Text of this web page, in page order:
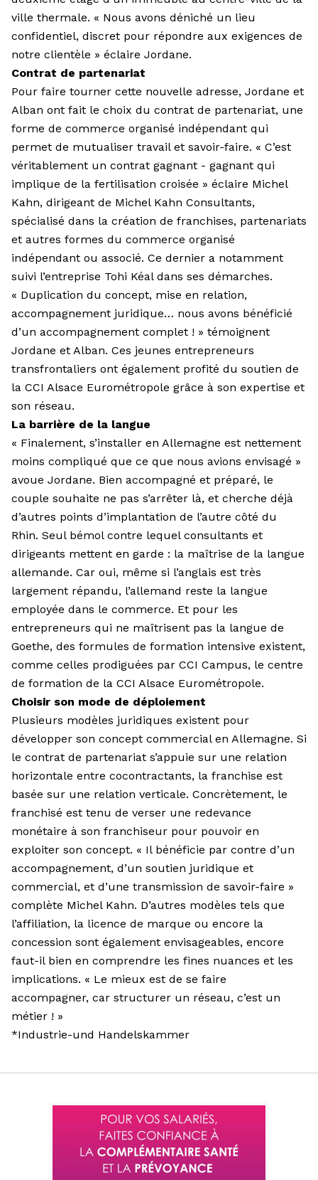
ville thermale. « Nous avons déniché un lieu
confidentiel, discret pour répondre aux exigences de
notre clientèle » éclaire Jordane.
Contrat de partenariat
Pour faire tourner cette nouvelle adresse, Jordane et
Alban ont fait le choix du contrat de partenariat, une
forme de commerce organisé indépendant qui
permet de mutualiser travail et savoir-faire. « C’est
véritablement un contrat gagnant - gagnant qui
implique de la fertilisation croisée » éclaire Michel
Kahn, dirigeant de Michel Kahn Consultants,
spécialisé dans la création de franchises, partenariats
et autres formes du commerce organisé
indépendant ou associé. Ce dernier a notamment
suivi l’entreprise Tohi Kéal dans ses démarches.
« Duplication du concept, mise en relation,
accompagnement juridique… nous avons bénéficié
d’un accompagnement complet ! » témoignent
Jordane et Alban. Ces jeunes entrepreneurs
transfrontaliers ont également profité du soutien de
la CCI Alsace Eurométropole grâce à son expertise et
son réseau.
La barrière de la langue
« Finalement, s’installer en Allemagne est nettement
moins compliqué que ce que nous avions envisagé »
avoue Jordane. Bien accompagné et préparé, le
couple souhaite ne pas s’arrêter là, et cherche déjà
d’autres points d’implantation de l’autre côté du
Rhin. Seul bémol contre lequel consultants et
dirigeants mettent en garde : la maîtrise de la langue
allemande. Car oui, même si l’anglais est très
largement répandu, l’allemand reste la langue
employée dans le commerce. Et pour les
entrepreneurs qui ne maîtrisent pas la langue de
Goethe, des formules de formation intensive existent,
comme celles prodiguées par CCI Campus, le centre
de formation de la CCI Alsace Eurométropole.
Choisir son mode de déploiement
Plusieurs modèles juridiques existent pour
développer son concept commercial en Allemagne. Si
le contrat de partenariat s’appuie sur une relation
horizontale entre cocontractants, la franchise est
basée sur une relation verticale. Concrètement, le
franchisé est tenu de verser une redevance
monétaire à son franchiseur pour pouvoir en
exploiter son concept. « Il bénéficie par contre d’un
accompagnement, d’un soutien juridique et
commercial, et d’une transmission de savoir-faire »
complète Michel Kahn. D’autres modèles tels que
l’affiliation, la licence de marque ou encore la
concession sont également envisageables, encore
faut-il bien en comprendre les fines nuances et les
implications. « Le mieux est de se faire
accompagner, car structurer un réseau, c’est un
métier ! »
*Industrie-und Handelskammer